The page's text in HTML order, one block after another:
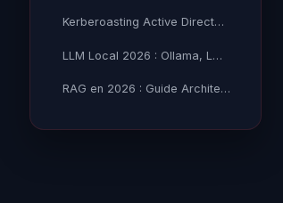
Kerberoasting Active Directory : Attaque et Défense 2026
LLM Local 2026 : Ollama, LM Studio ou vLLM — Quel Outil selon
RAG en 2026 : Guide Architecture, Vectorisation & Chunking